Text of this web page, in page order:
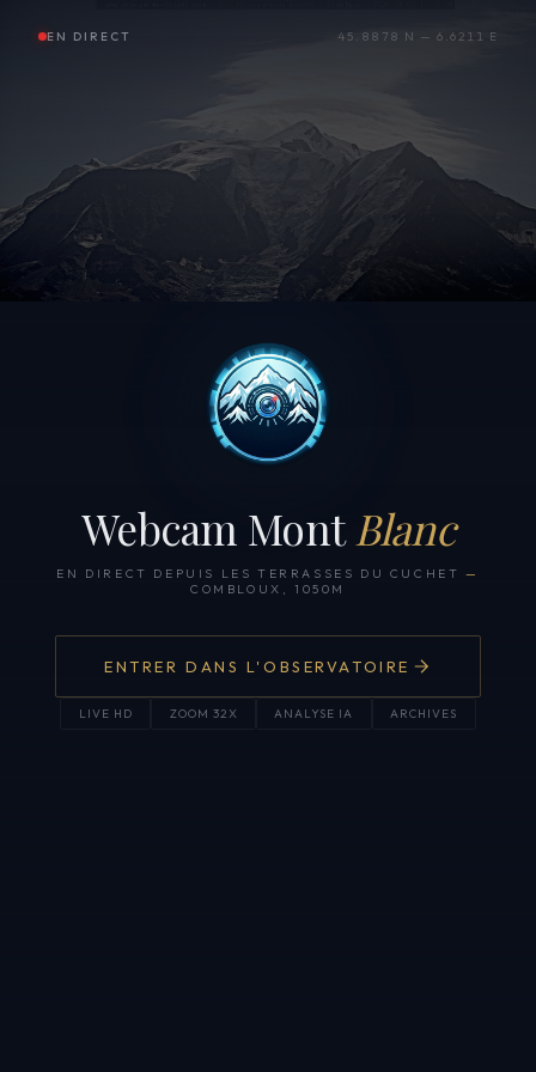
EN DIRECT 45.8878 N — 6.6211 E
Webcam Mont Blanc
EN DIRECT DEPUIS LES TERRASSES DU CUCHET —
COMBLOUX, 1050M
ENTRER DANS L'OBSERVATOIRE
LIVE HD ZOOM 32X ANALYSE IA ARCHIVES